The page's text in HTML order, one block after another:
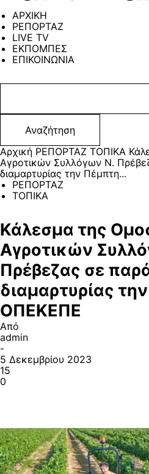
ΑΡΧΙΚΗ
ΡΕΠΟΡΤΑΖ
LIVE TV
ΕΚΠΟΜΠΕΣ
ΕΠΙΚΟΙΝΩΝΙΑ
Αρχική ΡΕΠΟΡΤΑΖ ΤΟΠΙΚΑ
Αγροτικών Συλλόγων Ν.
διαμαρτυρίας την Πέμπτη...
ΡΕΠΟΡΤΑΖ
ΤΟΠΙΚΑ
Κάλεσμα της
Αγροτικών
Πρέβεζας σε
διαμαρτυρίας
ΟΠΕΚΕΠΕ
Από
admin
-
5 Δεκεμβρίου 2023
15
0